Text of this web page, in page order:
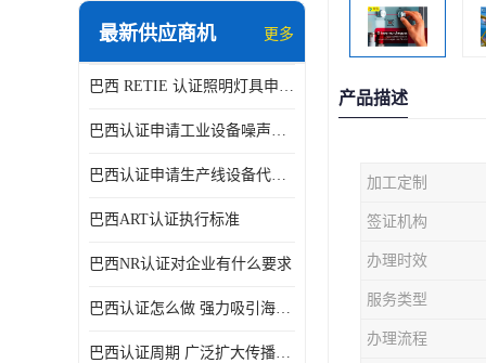
最新供应商机 更多
巴西 RETIE 认证照明灯具申请 RETIE 认证
巴西认证申请工业设备噪声控制认证规范
巴西认证申请生产线设备代理机构选择
巴西ART认证执行标准
巴西NR认证对企业有什么要求
巴西认证怎么做 强力吸引海外投资
巴西认证周期 广泛扩大传播范围
产品描述
加工定制
签证机构
办理时效
服务类型
办理流程